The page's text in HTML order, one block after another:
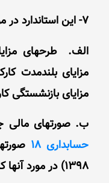
7- این استاندارد در موارد زیر کاربرد ندارد:
الف. طرحهای
مزایای بلندمدت
مزایای بازنشستگی
ب. صورتهای مالی
حسابداری 18
1398) در مورد آنها کاربرد دارد. با وجود این: